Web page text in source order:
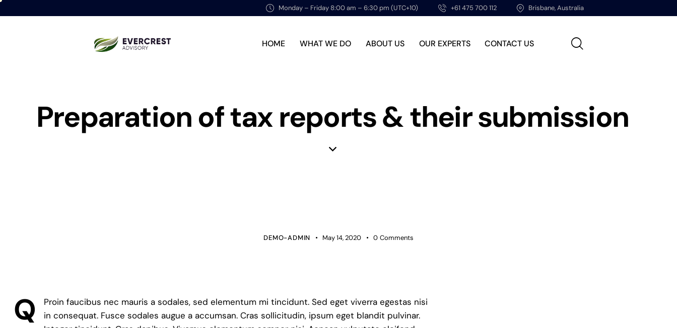
Monday – Friday 8:00 am – 6:30 pm (UTC+10) +61 475 700 112 Brisbane, Australia
HOME WHAT WE DO ABOUT US OUR EXPERTS CONTACT US
Preparation of tax reports & their submission
DEMO-ADMIN May 14, 2020 0 Comments
Q
Proin faucibus nec mauris a sodales, sed elementum mi tincidunt. Sed eget viverra egestas nisi
in consequat. Fusce sodales augue a accumsan. Cras sollicitudin, ipsum eget blandit pulvinar.